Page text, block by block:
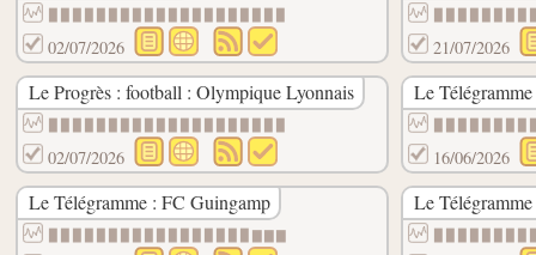
02/07/2026 21/07/2026
Le Progrès : football : Olympique Lyonnais
02/07/2026
Le
16/06/2026
Le Télégramme : FC Guingamp
▉▉▉▉▉▉▉▉▉▉▉▉▉▉▉▉▉▇▇▇
Le